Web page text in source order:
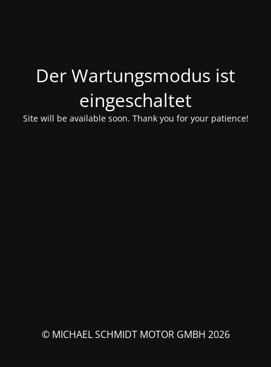
Der Wartungsmodus ist
eingeschaltet
Site will be available soon. Thank you for your patience!
© MICHAEL SCHMIDT MOTOR GMBH 2026